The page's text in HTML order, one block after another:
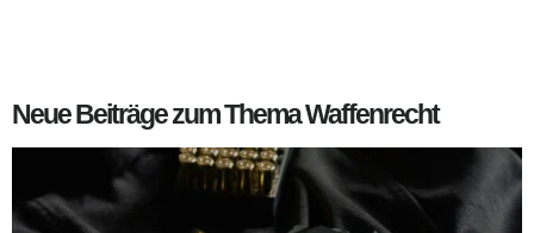
Neue Beiträge zum Thema Waffenrecht